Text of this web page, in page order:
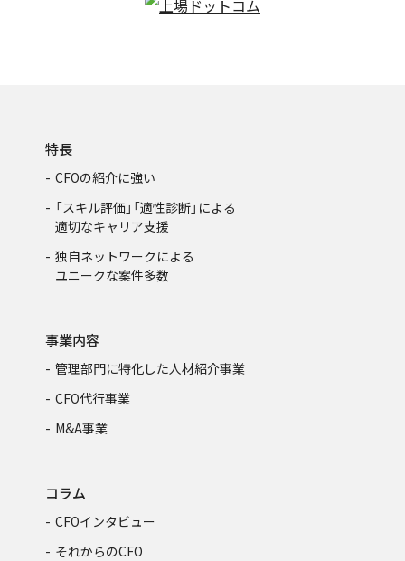
特長
CFOの紹介に強い
「スキル評価」「適性診断」による
適切なキャリア支援
独自ネットワークによる
ユニークな案件多数
事業内容
管理部門に特化した人材紹介事業
CFO代行事業
M&A事業
コラム
CFOインタビュー
それからのCFO